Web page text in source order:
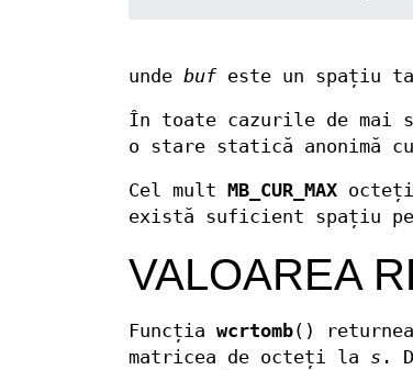
unde buf este un spațiu
În toate cazurile de mai
o stare statică anonimă
Cel mult MB_CUR_MAX
există suficient spațiu
VALOAREA
Funcția wcrtomb()
matricea de octeți la s .